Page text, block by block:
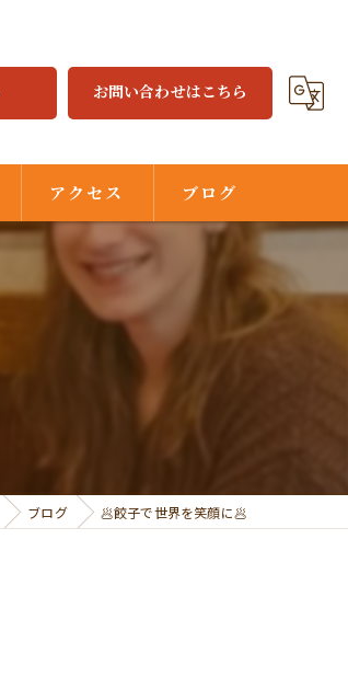
お問い合わせはこちら
アクセス ブログ
ブログ 🥟餃子で世界を笑顔に🥟